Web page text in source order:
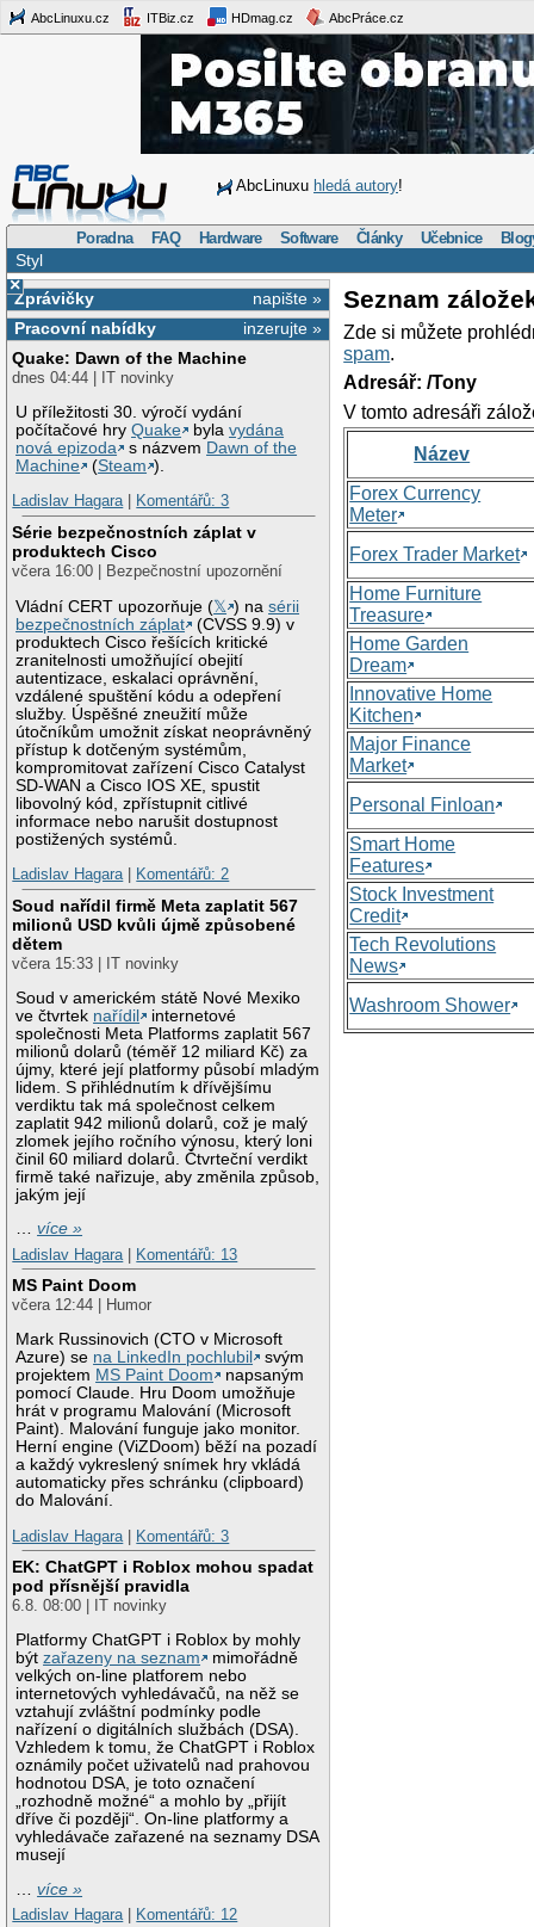
AbcLinuxu.cz ITBiz.cz HDmag.cz AbcPráce.cz
AbcLinuxu hledá autory!
Poradna FAQ Hardware Software Články Učebnice
Styl
×
napište »
Zprávičky
inzerujte »
Pracovní nabídky
Quake: Dawn of the Machine
dnes 04:44 | IT novinky
U příležitosti 30. výročí vydání
počítačové hryQuake bylavydána
nová epizoda
s názvem Dawn of the
Machine
(Steam ).
Ladislav Hagara| Komentářů: 3
Série bezpečnostních záplat v
produktech Cisco
včera 16:00 | Bezpečnostní upozornění
Vládní CERT upozorňuje (𝕏 ) nasérii
bezpečnostních záplat
(CVSS 9.9) v
produktech Cisco řešících kritické
zranitelnosti umožňující obejití
autentizace, eskalaci oprávnění,
vzdálené spuštění kódu a odepření
služby. Úspěšné zneužití může
útočníkům umožnit získat neoprávněný
přístup k dotčeným systémům,
kompromitovat zařízení Cisco Catalyst
SD-WAN a Cisco IOS XE, spustit
libovolný kód, zpřístupnit citlivé
informace nebo narušit dostupnost
postižených systémů.
Ladislav Hagara| Komentářů: 2
Soud nařídil firmě Meta zaplatit 567
milionů USD kvůli újmě způsobené
dětem
včera 15:33 | IT novinky
Soud v americkém státě Nové Mexiko
ve čtvrtek nařídil
internetové
společnosti Meta Platforms zaplatit 567
milionů dolarů (téměř 12 miliard Kč) za
újmy, které její platformy působí mladým
lidem. S přihlédnutím k dřívějšímu
verdiktu tak má společnost celkem
zaplatit 942 milionů dolarů, což je malý
zlomek jejího ročního výnosu, který loni
činil 60 miliard dolarů. Čtvrteční verdikt
firmě také nařizuje, aby změnila způsob,
jakým její
…více »
Ladislav Hagara
Komentářů: 13
MS Paint Doom
včera 12:44 | Humor
Mark Russinovich (CTO v Microsoft
Azure) se na LinkedIn pochlubil
svým
projektem MS Paint Doom
napsaným
pomocí Claude. Hru Doom umožňuje
hrát v programu Malování (Microsoft
Paint). Malování funguje jako monitor.
Herní engine (ViZDoom) běží na pozadí
a každý vykreslený snímek hry vkládá
automaticky přes schránku (clipboard)
do Malování.
Ladislav Hagara
Komentářů: 3
EK: ChatGPT i Roblox mohou spadat
pod přísnější pravidla
6.8. 08:00 | IT novinky
Platformy ChatGPT i Roblox by mohly
býtzařazeny na seznam
mimořádně
velkých on-line platforem nebo
internetových vyhledávačů, na něž se
vztahují zvláštní podmínky podle
nařízení o digitálních službách (DSA).
Vzhledem k tomu, že ChatGPT i Roblox
oznámily počet uživatelů nad prahovou
hodnotou DSA, je toto označení
„rozhodně možné“ a mohlo by „přijít
dříve či později“. On-line platformy a
vyhledávače zařazené na seznamy DSA
musejí
…více »
Ladislav Hagara| Komentářů: 12
Seznam
Zde si můžete
spam.
Adresář: /Tony
V tomto adresáři
Název
Forex Currency
Meter
Forex Trader Market
Home Furniture
Treasure
Home Garden
Dream
Innovative Home
Kitchen
Major Finance
Market
Personal Finloan
Smart Home
Features
Stock Investment
Credit
Tech Revolutions
News
Washroom Shower